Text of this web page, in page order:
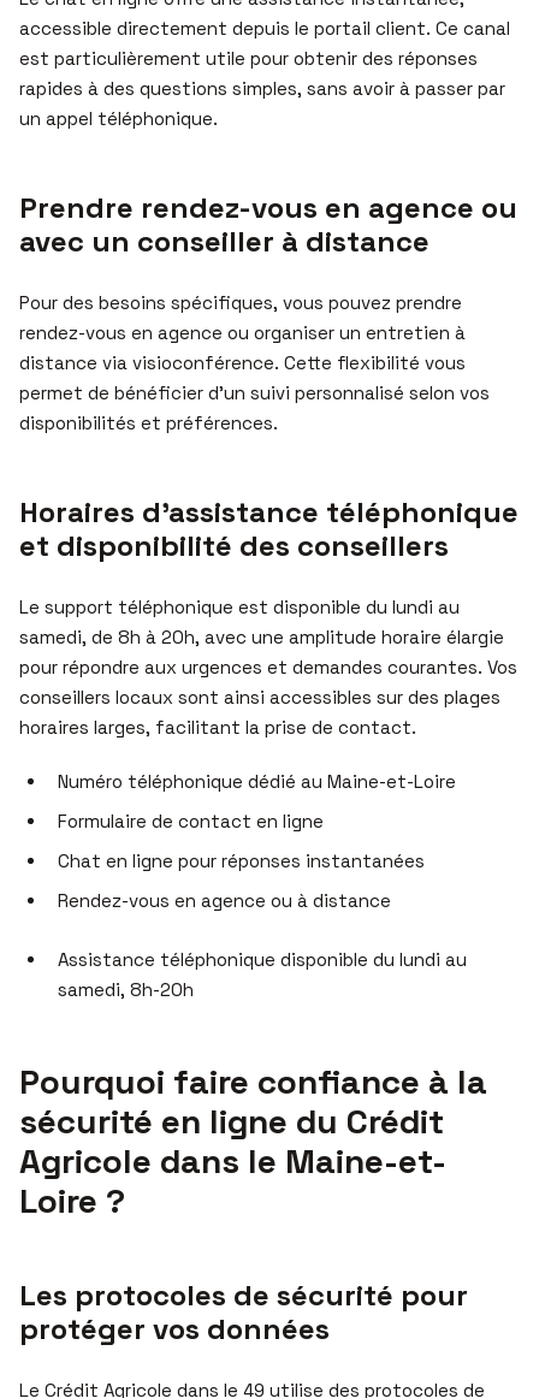
accessible directement depuis le portail client. Ce canal
est particulièrement utile pour obtenir des réponses
rapides à des questions simples, sans avoir à passer par
un appel téléphonique.
Prendre rendez-vous en agence ou
avec un conseiller à distance
Pour des besoins spécifiques, vous pouvez prendre
rendez-vous en agence ou organiser un entretien à
distance via visioconférence. Cette flexibilité vous
permet de bénéficier d’un suivi personnalisé selon vos
disponibilités et préférences.
Horaires d’assistance téléphonique
et disponibilité des conseillers
Le support téléphonique est disponible du lundi au
samedi, de 8h à 20h, avec une amplitude horaire élargie
pour répondre aux urgences et demandes courantes. Vos
conseillers locaux sont ainsi accessibles sur des plages
horaires larges, facilitant la prise de contact.
Numéro téléphonique dédié au Maine-et-Loire
Formulaire de contact en ligne
Chat en ligne pour réponses instantanées
Rendez-vous en agence ou à distance
Assistance téléphonique disponible du lundi au
samedi, 8h-20h
Pourquoi faire confiance à la
sécurité en ligne du Crédit
Agricole dans le Maine-et-
Loire ?
Les protocoles de sécurité pour
protéger vos données
Le Crédit Agricole dans le 49 utilise des protocoles de